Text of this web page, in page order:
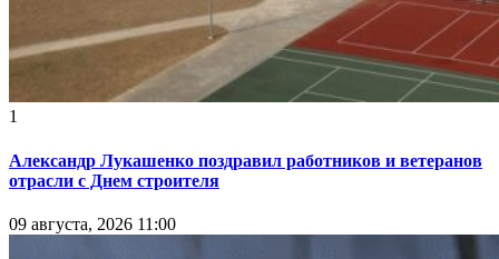
1
Александр Лукашенко поздравил работников и ветеранов
отрасли с Днем строителя
09 августа, 2026 11:00